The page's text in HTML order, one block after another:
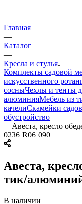
Главная
—
Каталог
—
Кресла и стулья
Комплекты садовой
искусственного
сосныЧехлы и тенты
алюминияМебель из
качелиСкамейки
обустройство
—Авеста, кресло
0236-R06-090
Авеста,
тик/
В наличии